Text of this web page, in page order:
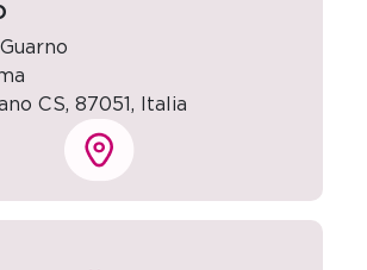
CS, 87051, Italia